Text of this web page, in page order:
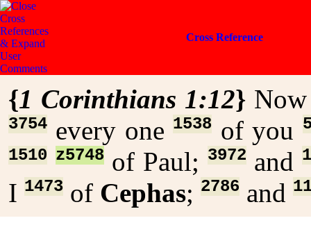
Cross Reference
{1 Corinthians 1:12}
3754 every one 1538 of you
1510 z5748of Paul; 3972 and
I 1473 of Cephas; 2786 and